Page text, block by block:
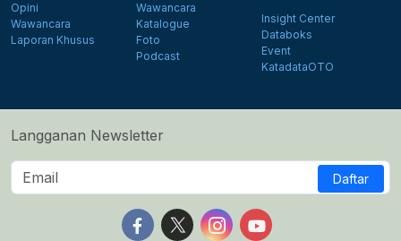
Opini
Wawancara
Laporan Khusus
Wawancara
Katalogue
Foto
Podcast
Insight Center
Databoks
Event
KatadataOTO
Langganan Newsletter
Daftar
Follow us on Facebook
Follow us on X
Follow us on Instagram
Follow us on